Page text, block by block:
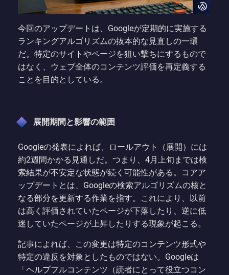
今回のアップデートは、Googleが定期的に実施する
ランキングアルゴリズムの抜本的な見直しの一環
だ。特定のサイトやページを狙い撃ちにするもので
はなく、ウェブ全体のコンテンツ評価を再定義する
ことを目的としている。
展開期間と影響の範囲
Googleの発表によれば、ロールアウト（展開）には
約2週間かかる見通しだ。つまり、4月上旬までは検
索結果が不安定な状態が続く可能性がある。コアア
ップデートとは、Googleの検索アルゴリズムの核と
なる部分を更新する作業を指す。これにより、以前
は高く評価されていたページが下落したり、逆に低
迷していたページが上昇したりする現象が起こる。
記事によれば、この変更は特定のコンテンツ形式や
特定の違反を対象としたものではない。Googleは
「ヘルプフルコンテンツ（読者にとって役立つコン